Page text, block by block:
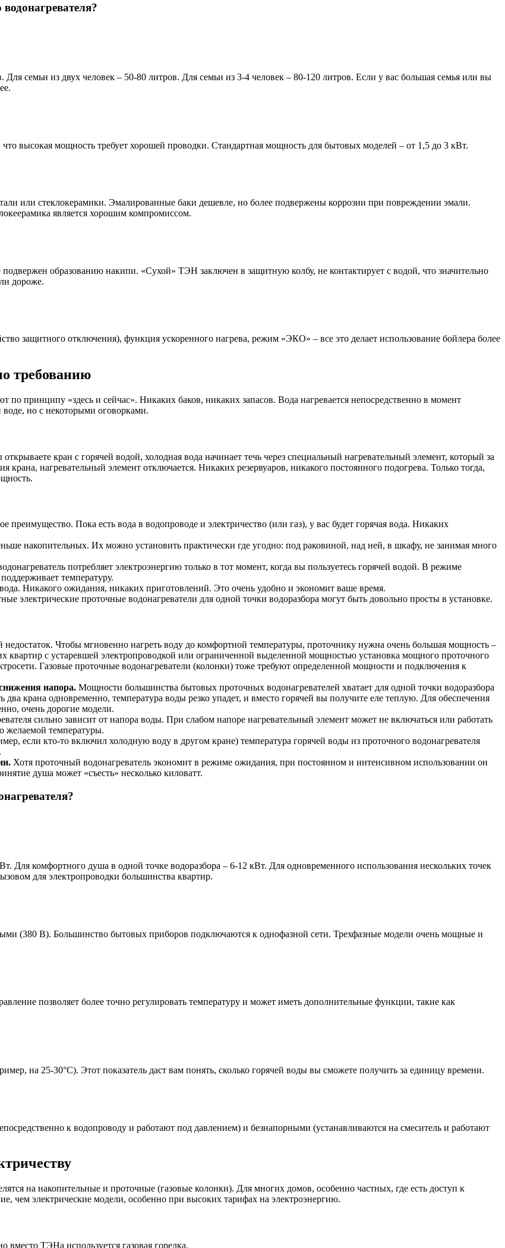
семьи из двух человек – 50-80 литров. Для семьи из 3-4 человек – 80-120 литров. Если у вас большая семья или вы
высокая мощность требует хорошей проводки. Стандартная мощность для бытовых моделей – от 1,5 до 3 кВт.
или стеклокерамики. Эмалированные баки дешевле, но более подвержены коррозии при повреждении эмали.
является хорошим компромиссом.
образованию накипи. «Сухой» ТЭН заключен в защитную колбу, не контактирует с водой, что значительно
дороже.
защитного отключения), функция ускоренного нагрева, режим «ЭКО» – все это делает использование бойлера более
требованию
по принципу «здесь и сейчас». Никаких баков, никаких запасов. Вода нагревается непосредственно в момент
воде, но с некоторыми оговорками.
кран с горячей водой, холодная вода начинает течь через специальный нагревательный элемент, который за
нагревательный элемент отключается. Никаких резервуаров, никакого постоянного подогрева. Только тогда,
преимущество. Пока есть вода в водопроводе и электричество (или газ), у вас будет горячая вода. Никаких
накопительных. Их можно установить практически где угодно: под раковиной, над ней, в шкафу, не занимая много
потребляет электроэнергию только в тот момент, когда вы пользуетесь горячей водой. В режиме
температуру.
Никакого ожидания, никаких приготовлений. Это очень удобно и экономит ваше время.
электрические проточные водонагреватели для одной точки водоразбора могут быть довольно просты в установке.
Чтобы мгновенно нагреть воду до комфортной температуры, проточнику нужна очень большая мощность –
квартир с устаревшей электропроводкой или ограниченной выделенной мощностью установка мощного проточного
Газовые проточные водонагреватели (колонки) тоже требуют определенной мощности и подключения к
напора. Мощности большинства бытовых проточных водонагревателей хватает для одной точки водоразбора
крана одновременно, температура воды резко упадет, и вместо горячей вы получите еле теплую. Для обеспечения
очень дорогие модели.
сильно зависит от напора воды. При слабом напоре нагревательный элемент может не включаться или работать
желаемой температуры.
если кто-то включил холодную воду в другом кране) температура горячей воды из проточного водонагревателя
Хотя проточный водонагреватель экономит в режиме ожидания, при постоянном и интенсивном использовании он
душа может «съесть» несколько киловатт.
комфортного душа в одной точке водоразбора – 6-12 кВт. Для одновременного использования нескольких точек
для электропроводки большинства квартир.
(380 В). Большинство бытовых приборов подключаются к однофазной сети. Трехфазные модели очень мощные и
позволяет более точно регулировать температуру и может иметь дополнительные функции, такие как
на 25-30°C). Этот показатель даст вам понять, сколько горячей воды вы сможете получить за единицу времени.
к водопроводу и работают под давлением) и безнапорными (устанавливаются на смеситель и работают
на накопительные и проточные (газовые колонки). Для многих домов, особенно частных, где есть доступ к
чем электрические модели, особенно при высоких тарифах на электроэнергию.
ТЭНа используется газовая горелка.